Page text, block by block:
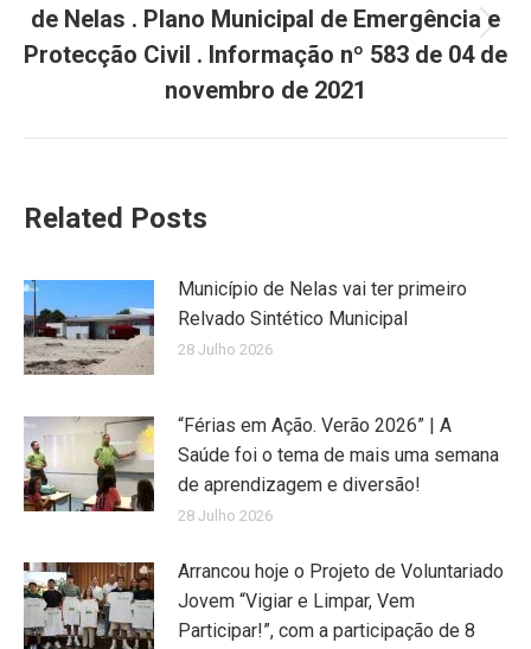
Next
post:
de Nelas . Plano Municipal de Emergência e
Protecção Civil . Informação nº 583 de 04 de
novembro de 2021
Related Posts
Município de Nelas vai ter primeiro
Relvado Sintético Municipal
28 Julho 2026
“Férias em Ação. Verão 2026” | A
Saúde foi o tema de mais uma semana
de aprendizagem e diversão!
28 Julho 2026
Arrancou hoje o Projeto de Voluntariado
Jovem “Vigiar e Limpar, Vem
Participar!”, com a participação de 8